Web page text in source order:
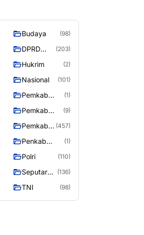
Budaya (98)
DPRD
Raya
(203)
Hukrim (2)
Nasional (101)
Pemkab
(1)
Pemkab
murung raya
(9)
Pemkab
Raya
(457)
Penkab
Murung raya
(1)
Polri (110)
Seputar
Seasen 2
(136)
TNI (98)